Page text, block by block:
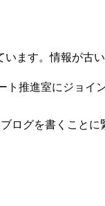
ます。情報が古
推進室にジョイ
ログを書くこと